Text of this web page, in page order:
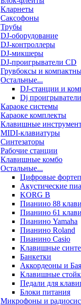
Кларнеты
Саксофоны
Трубы
DJ-оборудование
DJ-контроллеры
DJ-микшеры
DJ-проигрыватели CD
Грувбоксы и
Остальные...
DJ-станции и
Dj
Караоке системы
Караоке комплекты
Клавишные
MIDI-клавиатуры
Синтезаторы
Рабочие станции
Клавишные комбо
Остальные...
Цифровые
Акустические
KORG B
Пианино 88
Пианино 61
Пианино Yamaha
Пианино Roland
Пианино Casio
Клавишные
Банкетки
Аккордеоны и
Клавишные
Педали для
Блоки питания
Микрофоны и